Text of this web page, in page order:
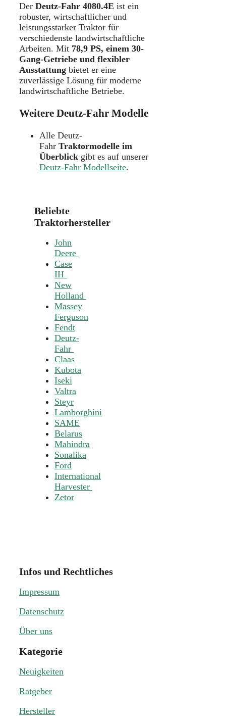
Der Deutz-Fahr 4080.4E ist ein
robuster, wirtschaftlicher und
leistungsstarker Traktor für
verschiedenste landwirtschaftliche
Arbeiten. Mit 78,9 PS, einem 30-
Gang-Getriebe und flexibler
Ausstattung bietet er eine
zuverlässige Lösung für moderne
landwirtschaftliche Betriebe.
Weitere Deutz-Fahr Modelle
Alle Deutz-
Fahr Traktormodelle im
Überblick gibt es auf unserer
Deutz-Fahr Modellseite.
Beliebte
Traktorhersteller
John
Deere
Case
IH
New
Holland
Massey
Ferguson
Fendt
Deutz-
Fahr
Claas
Kubota
Iseki
Valtra
Steyr
Lamborghini
SAME
Belarus
Mahindra
Sonalika
Ford
International
Harvester
Zetor
Infos und Rechtliches
Impressum
Datenschutz
Über uns
Kategorie
Neuigkeiten
Ratgeber
Hersteller